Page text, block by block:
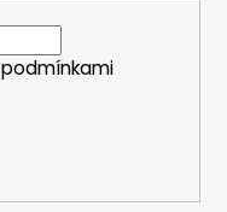
podmínkami